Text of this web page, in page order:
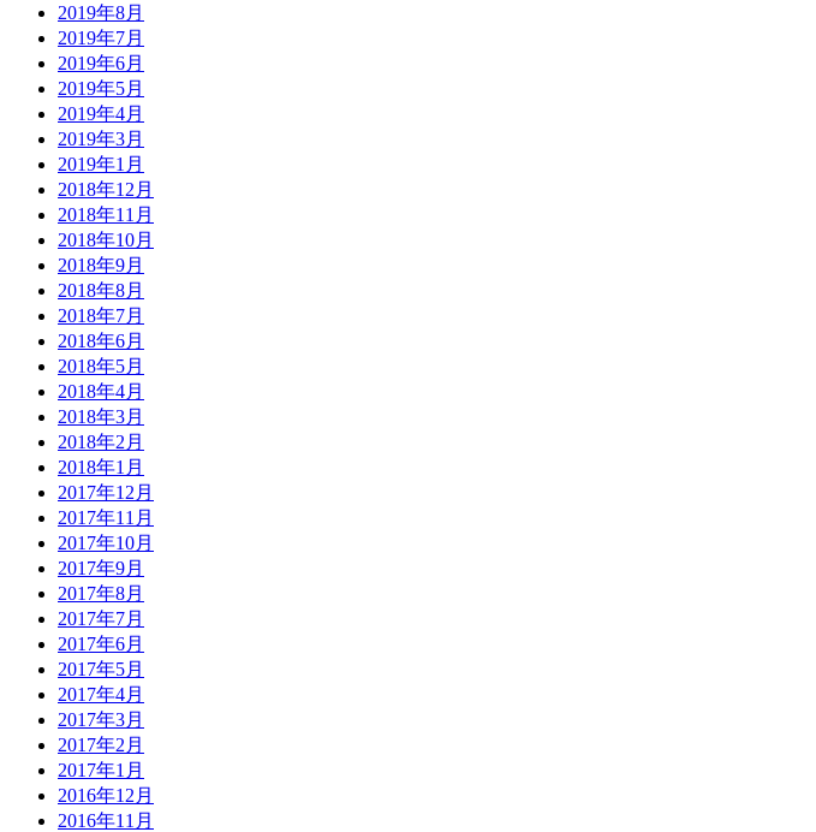
2019年8月
2019年7月
2019年6月
2019年5月
2019年4月
2019年3月
2019年1月
2018年12月
2018年11月
2018年10月
2018年9月
2018年8月
2018年7月
2018年6月
2018年5月
2018年4月
2018年3月
2018年2月
2018年1月
2017年12月
2017年11月
2017年10月
2017年9月
2017年8月
2017年7月
2017年6月
2017年5月
2017年4月
2017年3月
2017年2月
2017年1月
2016年12月
2016年11月